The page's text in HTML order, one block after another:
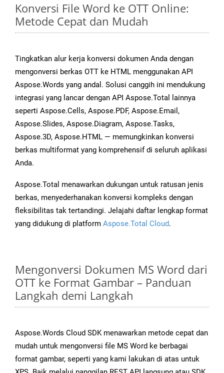
Konversi File Word ke OTT Online:
Metode Cepat dan Mudah
Tingkatkan alur kerja konversi dokumen Anda dengan
mengonversi berkas OTT ke HTML menggunakan API
Aspose.Words yang andal. Solusi canggih ini mendukung
integrasi yang lancar dengan API Aspose.Total lainnya
seperti Aspose.Cells, Aspose.PDF, Aspose.Email,
Aspose.Slides, Aspose.Diagram, Aspose.Tasks,
Aspose.3D, Aspose.HTML — memungkinkan konversi
berkas multiformat yang komprehensif di seluruh aplikasi
Anda.
Aspose.Total menawarkan dukungan untuk ratusan jenis
berkas, menyederhanakan konversi kompleks dengan
fleksibilitas tak tertandingi. Jelajahi daftar lengkap format
yang didukung di platform Aspose.Total Cloud.
Mengonversi Dokumen MS Word dari
OTT ke Format Gambar – Panduan
Langkah demi Langkah
Aspose.Words Cloud SDK menawarkan metode cepat dan
mudah untuk mengonversi file MS Word ke berbagai
format gambar, seperti yang kami lakukan di atas untuk